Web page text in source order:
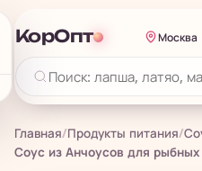
КорОпт Москва
Главная/Продукты питания/
Соус из Анчоусов для рыбных